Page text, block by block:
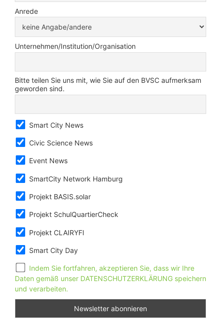
Anrede
Unternehmen/Institution/Organisation
Bitte teilen Sie uns mit, wie Sie auf den BVSC aufmerksam
geworden sind.
Smart City News
Civic Science News
Event News
SmartCity Network Hamburg
Projekt BASIS.solar
Projekt SchulQuartierCheck
Projekt CLAIRYFI
Smart City Day
Indem Sie fortfahren, akzeptieren Sie, dass wir Ihre
Daten gemäß unser DATENSCHUTZERKLÄRUNG speichern
und verarbeiten.